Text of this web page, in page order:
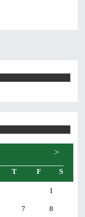
>
T F S
1
7 8